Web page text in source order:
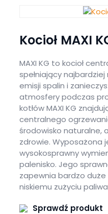
Kocioł MAXI
MAXI KG to kocioł
spełniający
emisji spalin i
atmosfery podczas
kotłów MAXI KG
centralnego
środowisko naturalne,
zdrowie. Wyposażona
wysokosprawny
palenisko. Jego
zapewnia bardzo
niskiemu zużyciu
Sprawdź produkt